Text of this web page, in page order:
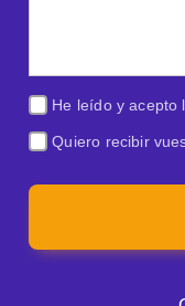
He leído y acepto
Quiero recibir